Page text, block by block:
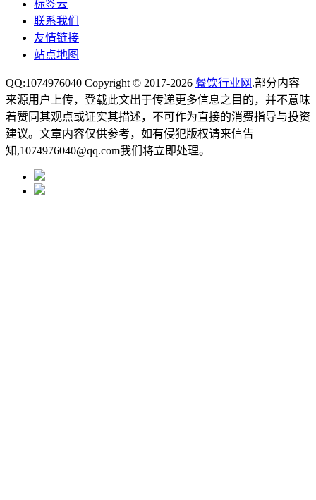
标签云
联系我们
友情链接
站点地图
QQ:1074976040 Copyright © 2017-2026 餐饮行业网 .部分内容
来源用户上传，登载此文出于传递更多信息之目的，并不意味
着赞同其观点或证实其描述，不可作为直接的消费指导与投资
建议。文章内容仅供参考，如有侵犯版权请来信告
知,1074976040@qq.com我们将立即处理。